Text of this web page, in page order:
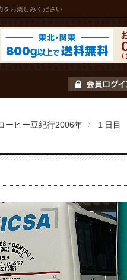
をお楽しみください
ーヒー豆紀行2006年 １日目